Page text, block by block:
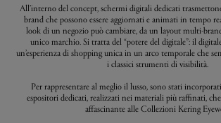
All’interno del concept, schermi digitali dedicati
brand che possono essere aggiornati e animati in tempo
look di un negozio può cambiare, da un layout multi-
unico marchio. Si tratta del “potere del digitale”: il
un’esperienza di shopping unica in un arco temporale che
i classici strumenti di visibilità.
Per rappresentare al meglio il lusso, sono stati
espositori dedicati, realizzati nei materiali più raffinati,
affascinante alle Collezioni Kering